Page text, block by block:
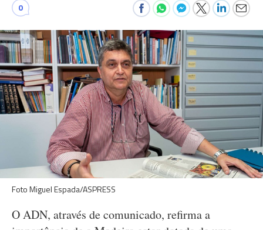
0
Foto Miguel Espada/ASPRESS
O ADN, através de comunicado, refirma a